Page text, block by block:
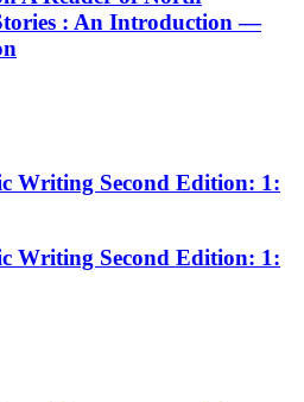
: An Introduction —
Writing Second Edition: 1:
Writing Second Edition: 1: